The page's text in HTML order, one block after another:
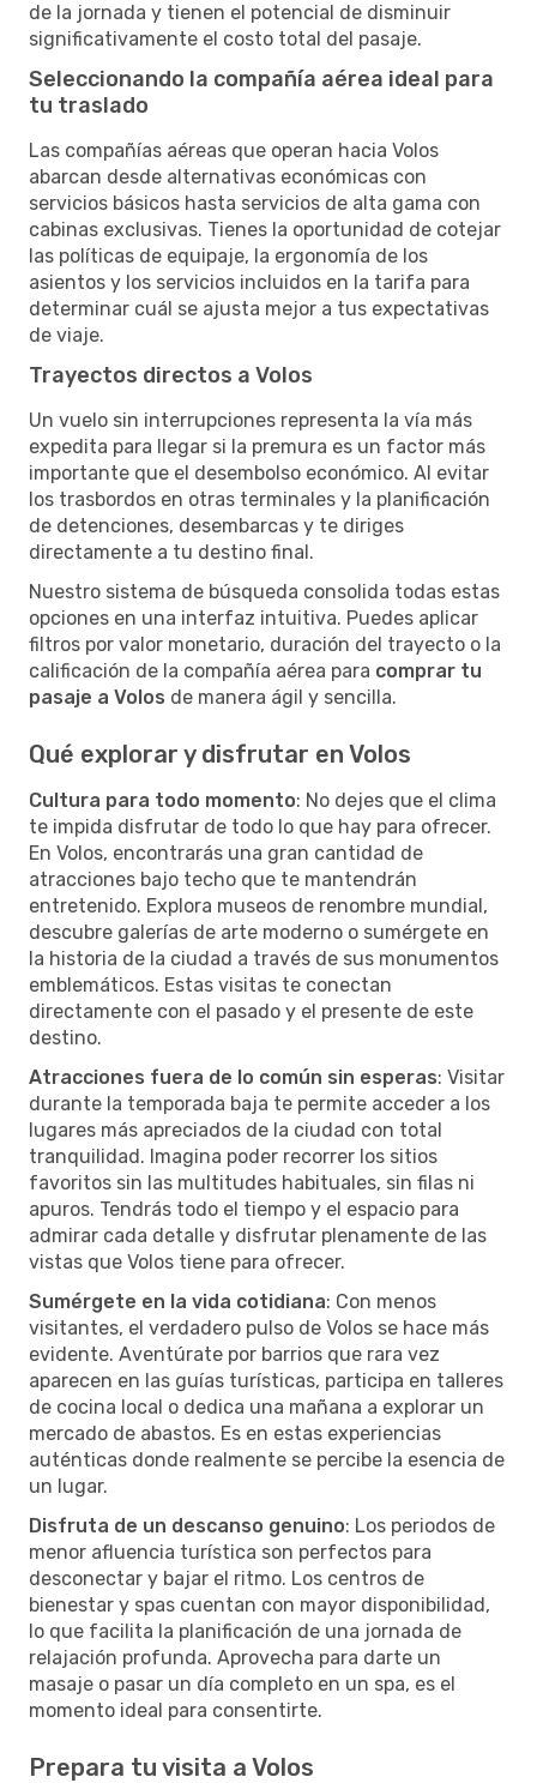
de la jornada y tienen el potencial de disminuir
significativamente el costo total del pasaje.
Seleccionando la compañía aérea ideal para
tu traslado
Las compañías aéreas que operan hacia Volos
abarcan desde alternativas económicas con
servicios básicos hasta servicios de alta gama con
cabinas exclusivas. Tienes la oportunidad de cotejar
las políticas de equipaje, la ergonomía de los
asientos y los servicios incluidos en la tarifa para
determinar cuál se ajusta mejor a tus expectativas
de viaje.
Trayectos directos a Volos
Un vuelo sin interrupciones representa la vía más
expedita para llegar si la premura es un factor más
importante que el desembolso económico. Al evitar
los trasbordos en otras terminales y la planificación
de detenciones, desembarcas y te diriges
directamente a tu destino final.
Nuestro sistema de búsqueda consolida todas estas
opciones en una interfaz intuitiva. Puedes aplicar
filtros por valor monetario, duración del trayecto o la
calificación de la compañía aérea para comprar tu
pasaje a Volos de manera ágil y sencilla.
Qué explorar y disfrutar en Volos
Cultura para todo momento: No dejes que el clima
te impida disfrutar de todo lo que hay para ofrecer.
En Volos, encontrarás una gran cantidad de
atracciones bajo techo que te mantendrán
entretenido. Explora museos de renombre mundial,
descubre galerías de arte moderno o sumérgete en
la historia de la ciudad a través de sus monumentos
emblemáticos. Estas visitas te conectan
directamente con el pasado y el presente de este
destino.
Atracciones fuera de lo común sin esperas: Visitar
durante la temporada baja te permite acceder a los
lugares más apreciados de la ciudad con total
tranquilidad. Imagina poder recorrer los sitios
favoritos sin las multitudes habituales, sin filas ni
apuros. Tendrás todo el tiempo y el espacio para
admirar cada detalle y disfrutar plenamente de las
vistas que Volos tiene para ofrecer.
Sumérgete en la vida cotidiana: Con menos
visitantes, el verdadero pulso de Volos se hace más
evidente. Aventúrate por barrios que rara vez
aparecen en las guías turísticas, participa en talleres
de cocina local o dedica una mañana a explorar un
mercado de abastos. Es en estas experiencias
auténticas donde realmente se percibe la esencia de
un lugar.
Disfruta de un descanso genuino: Los periodos de
menor afluencia turística son perfectos para
desconectar y bajar el ritmo. Los centros de
bienestar y spas cuentan con mayor disponibilidad,
lo que facilita la planificación de una jornada de
relajación profunda. Aprovecha para darte un
masaje o pasar un día completo en un spa, es el
momento ideal para consentirte.
Prepara tu visita a Volos